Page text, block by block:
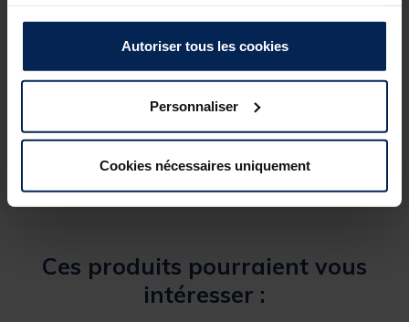
Autoriser tous les cookies
Personnaliser
Cookies nécessaires uniquement
Spécifications
243295-1
Marque
OVERFIGHT
Ces produits pourraient vous
intéresser :